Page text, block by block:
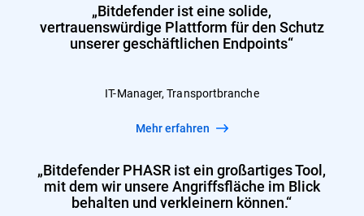
„Bitdefender ist eine solide,
vertrauenswürdige Plattform für den Schutz
unserer geschäftlichen Endpoints“
IT-Manager, Transportbranche
Mehr erfahren
„Bitdefender PHASR ist ein großartiges Tool,
mit dem wir unsere Angriffsfläche im Blick
behalten und verkleinern können.“